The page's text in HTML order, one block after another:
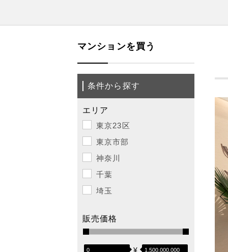
マンションを買う
条件から探す
エリア
東京23区
東京市部
神奈川
千葉
埼玉
販売価格
¥